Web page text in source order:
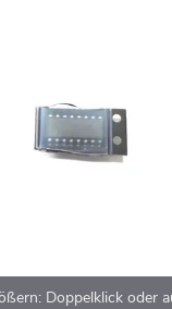
Doppelklick oder